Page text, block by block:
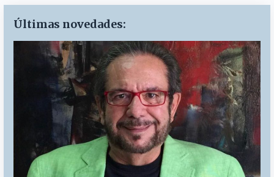
por
Entrada
Últimas novedades: